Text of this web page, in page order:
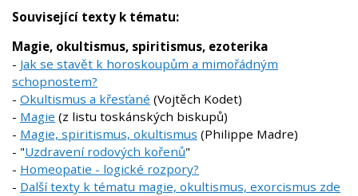
Související texty k tématu:
Magie, okultismus, spiritismus, ezoterika
- Jak se stavět k horoskoupům a mimořádným
schopnostem?
- Okultismus a křesťané (Vojtěch Kodet)
- Magie (z listu toskánských biskupů)
- Magie, spiritismus, okultismus (Philippe Madre)
- "Uzdravení rodových kořenů"
- Homeopatie - logické rozpory?
- Další texty k tématu magie, okultismus, exorcismus zde